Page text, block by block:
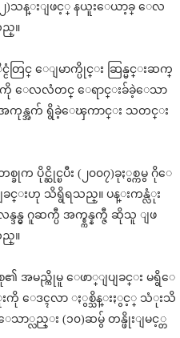
၂)သန္းျဖင့္ နယူးေယာ့ခ္ ေလ
ည္။
တြင္ ေျမာက္ပိုင္း ဆြန္မင္းဆက္
လံုးကို ေလလံတင္ ေရာင္းခ်ခဲ့ေသာ
သာ အကုန္အက် ရွိခဲ့ေၾကာင္း သတင္း
က ပိုင္ဆိုင္ၿပီး (၂၀၀၇)ခုႏွစ္ကမွ ဂိုေ
ခင္းဟု သိရွိရသည္။ ပန္းကန္လံုး
န္မွ ဂူဆက္ပီ အက္စ္ကန္နက္ဇီ ဆိုသူ ျဖ
။
၏ အမည္ကိုမူ ေဖာ္ျပျခင္း မရွိေ
းကို ေဒၚလာ ႏွစ္သိန္းႏွင့္ သံုးသိ
သာ္လည္း (၁၀)ဆမွ် တန္ဖိုးျမင့္တ